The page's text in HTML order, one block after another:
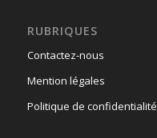
RUBRIQUES
Contactez-nous
Mention légales
Politique de confidentialité